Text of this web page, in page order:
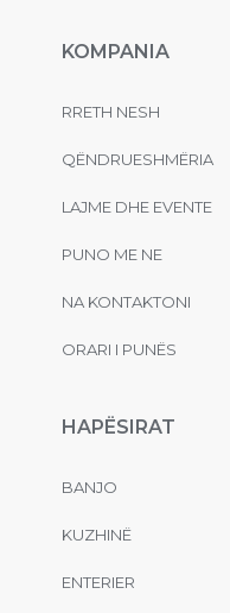
KOMPANIA
RRETH NESH
QËNDRUESHMËRIA
LAJME DHE EVENTE
PUNO ME NE
NA KONTAKTONI
ORARI I PUNËS
HAPËSIRAT
BANJO
KUZHINË
ENTERIER